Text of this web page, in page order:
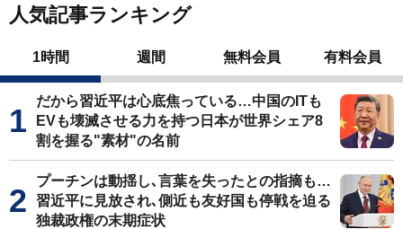
人気記事ランキング
1時間 週間 無料会員 有料会員
だから習近平は心底焦っている…中国のITも
EVも壊滅させる力を持つ日本が世界シェア8
割を握る"素材"の名前
プーチンは動揺し､言葉を失ったとの指摘も…
習近平に見放され､側近も友好国も停戦を迫る
独裁政権の末期症状